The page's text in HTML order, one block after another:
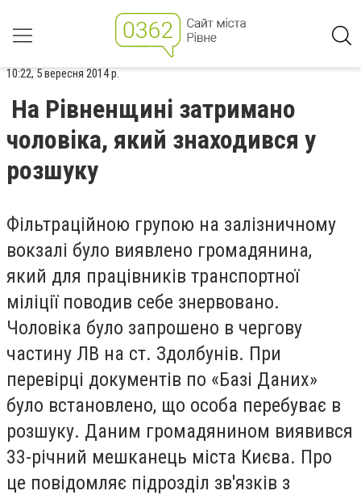
10:22, 5 вересня 2014 р.
На Рівненщині затримано
чоловіка, який знаходився у
розшуку
Фільтраційною групою на залізничному
вокзалі було виявлено громадянина,
який для працівників транспортної
міліції поводив себе знервовано.
Чоловіка було запрошено в чергову
частину ЛВ на ст. Здолбунів. При
перевірці документів по «Базі Даних»
було встановлено, що особа перебуває в
розшуку. Даним громадянином виявився
33-річний мешканець міста Києва. Про
це повідомляє підрозділ зв'язків з